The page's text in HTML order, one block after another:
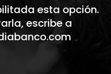
esta opción.
escribe a